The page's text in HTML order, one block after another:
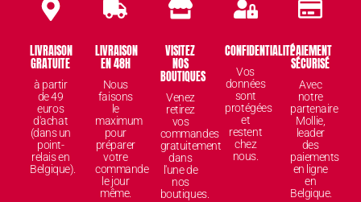
LIVRAISON
GRATUITE
à partir
de 49
euros
d'achat
(dans un
point-
relais en
Belgique).
LIVRAISON
EN 48H
Nous
faisons
le
maximum
pour
préparer
votre
commande
le jour
même.
VISITEZ
NOS
BOUTIQUES
Venez
retirez
vos
commandes
gratuitement
dans
l'une de
nos
boutiques.
CONFIDENTIALITÉ
Vos
données
sont
protégées
et
restent
chez
nous.
PAIEMENT
SÉCURISÉ
Avec
notre
partenaire
Mollie,
leader
des
paiements
en ligne
en
Belgique.